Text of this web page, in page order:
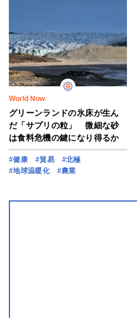
World Now
グリーンランドの氷床が生ん
だ「サプリの粒」 微細な砂
は食料危機の鍵になり得るか
#健康 #貿易
#北極
#地球温暖化
#農業